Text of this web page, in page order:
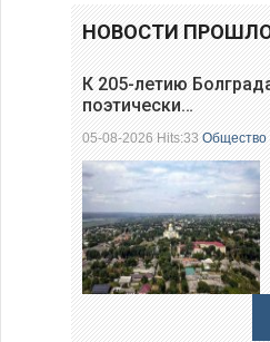
НОВОСТИ
К 205-летию
поэтически…
05-08-2026 Hits:33Общество